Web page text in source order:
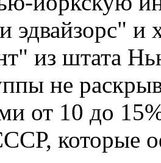
эдвайзорс"
из штата
не
от 10 до
которые